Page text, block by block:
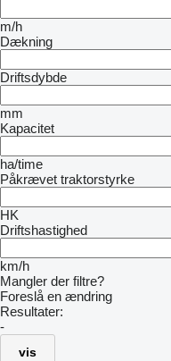
m/h
Dækning
Driftsdybde
mm
Kapacitet
ha/time
Påkrævet traktorstyrke
HK
Driftshastighed
km/h
Mangler der filtre?
Foreslå en ændring
Resultater:
-
vis